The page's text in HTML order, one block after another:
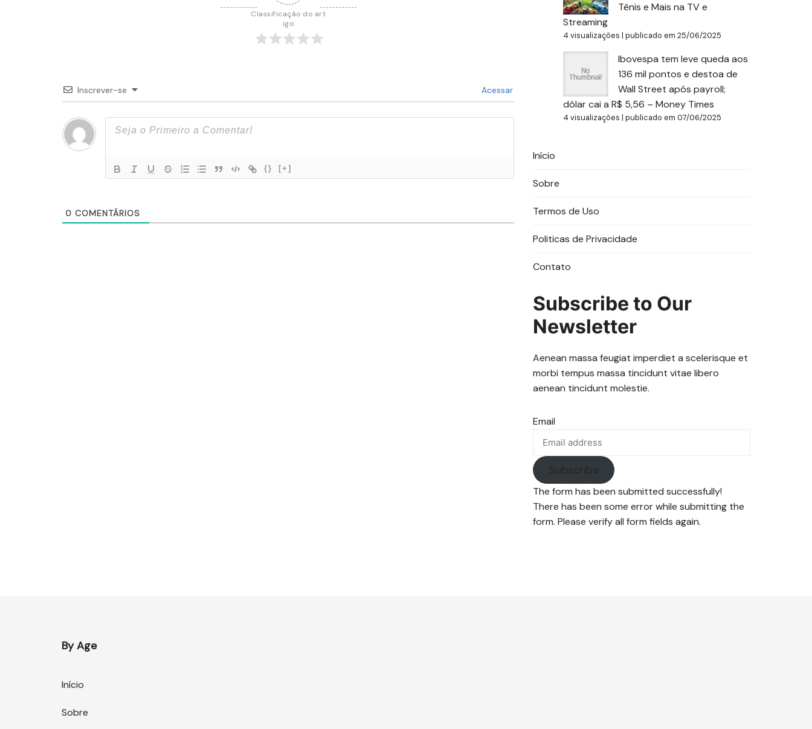
Classificação do art
igo
Inscrever-se Acessar
{} [+]
0 COMENTÁRIOS
Tênis e Mais na TV e
Streaming
4 visualizações | publicado em 25/06/2025
Ibovespa tem leve queda aos
136 mil pontos e destoa de
Wall Street após payroll;
dólar cai a R$ 5,56 – Money Times
4 visualizações | publicado em 07/06/2025
Início
Sobre
Termos de Uso
Politicas de Privacidade
Contato
Subscribe to Our
Newsletter
Aenean massa feugiat imperdiet a scelerisque et
morbi tempus massa tincidunt vitae libero
aenean tincidunt molestie.
Email
Subscribe
The form has been submitted successfully!
There has been some error while submitting the
form. Please verify all form fields again.
By Age
Início
Sobre